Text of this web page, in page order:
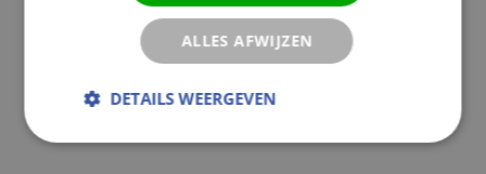
ALLES AFWIJZEN
DETAILS WEERGEVEN